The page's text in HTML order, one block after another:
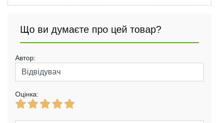
Що ви думаєте про цей товар?
Автор:
Оцінка: